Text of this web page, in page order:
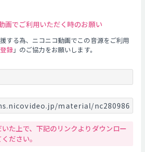
画でご利用いただく時のお願い
する為、ニコニコ動画でこの音源をご利用
録」のご協力をお願いします。
material/nc280986
た上で、下記のリンクよりダウンロー
ださい。